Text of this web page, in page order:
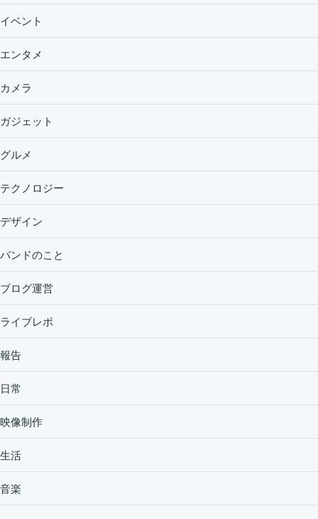
イベント
エンタメ
カメラ
ガジェット
グルメ
テクノロジー
デザイン
バンドのこと
ブログ運営
ライブレポ
報告
日常
映像制作
生活
音楽